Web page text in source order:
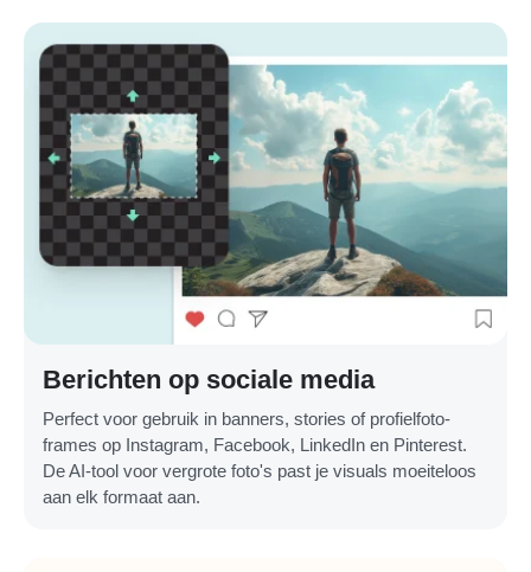
Berichten op sociale media
Perfect voor gebruik in banners, stories of profielfoto-
frames op Instagram, Facebook, LinkedIn en Pinterest.
De AI-tool voor vergrote foto's past je visuals moeiteloos
aan elk formaat aan.